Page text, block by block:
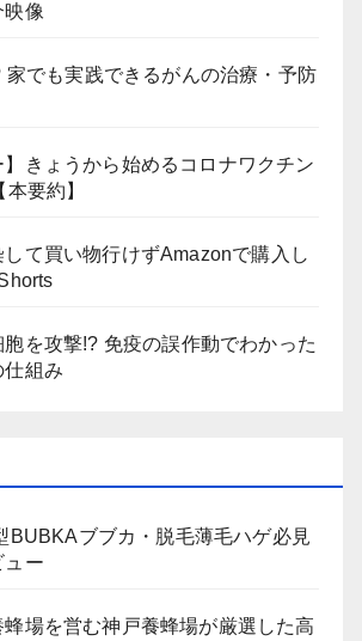
映像
家でも実践できるがんの治療・予防
】きょうから始めるコロナワクチン
要約】
して買い物行けずAmazonで購入し
を攻撃!? 免疫の誤作動でわかった
仕組み
BUBKAブブカ・脱毛薄毛ハゲ必見
ュー
場を営む神戸養蜂場が厳選した高